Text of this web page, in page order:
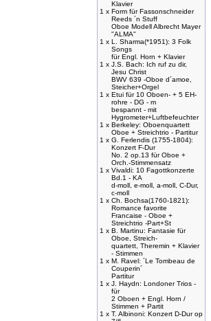
Klavier
1 x Form für Fassonschneider
Reeds ´n Stuff
Oboe Modell Albrecht Mayer
"ALMA"
1 x L. Sharma(*1951): 3 Folk
Songs
für Engl. Horn + Klavier
1 x J.S. Bach: Ich ruf zu dir,
Jesu Christ
BWV 639 -Oboe d´amoe,
Steicher+Orgel
1 x Etui für 10 Oboen- + 5 EH-
rohre - DG - m
bespannt - mit
Hygrometer+Luftbefeuchter
1 x Berkeley: Oboenquartett
Oboe + Streichtrio - Partitur
1 x G. Ferlendis (1755-1804):
Konzert F-Dur
No. 2 op.13 für Oboe +
Orch.-Stimmensatz
1 x Vivaldi: 10 Fagottkonzerte
Bd.1 - KA
d-moll, e-moll, a-moll, C-Dur,
c-moll
1 x Ch. Bochsa(1760-1821):
Romance favorite
Francaise - Oboe +
Streichtrio -Part+St
1 x B. Martinu: Fantasie für
Oboe, Streich-
quartett, Theremin + Klavier
- Stimmen
1 x M. Ravel: ´Le Tombeau de
Couperin´
Partitur
1 x J. Haydn: Londoner Trios -
für
2 Oboen + Engl. Horn /
Stimmen + Partit
1 x T. Albinoni: Konzert D-Dur op